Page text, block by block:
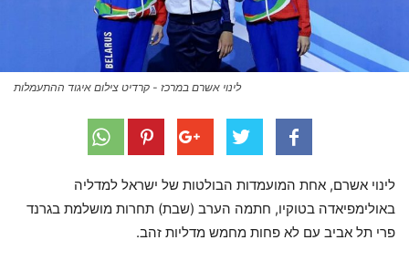
לינוי אשרם במרכז - קרדיט צילום איגוד ההתעמלות
לינוי אשרם, אחת המועמדות הבולטות של ישראל למדליה
באולימפיאדה בטוקיו, חתמה הערב (שבת) תחרות מושלמת בגרנד
פרי תל אביב עם לא פחות מחמש מדליות זהב.